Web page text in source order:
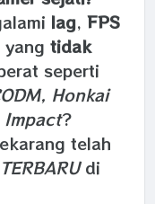
lag, FPS
tidak
seperti
Honkai
?
telah
TERBARUdi